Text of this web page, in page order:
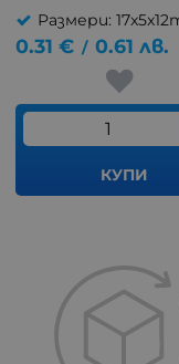
Размери:
0.31 € / 0.61 лв.
КУПИ